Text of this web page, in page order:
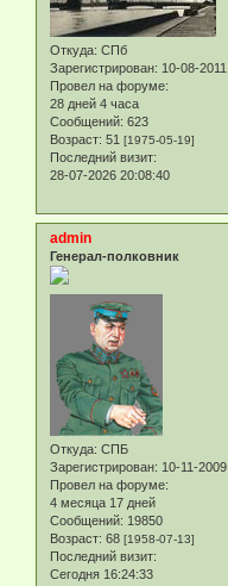
Откуда: СПб
Зарегистрирован: 10-08-2011
Провел на форуме:
28 дней 4 часа
Сообщений: 623
Возраст: 51 [1975-05-19]
Последний визит:
28-07-2026 20:08:40
admin
Генерал-полковник
Откуда: СПБ
Зарегистрирован: 10-11-2009
Провел на форуме:
4 месяца 17 дней
Сообщений: 19850
Возраст: 68 [1958-07-13]
Последний визит:
Сегодня 16:24:33